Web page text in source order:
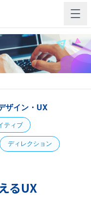
ザイン・UX
ティブ
ディレクション
るUX